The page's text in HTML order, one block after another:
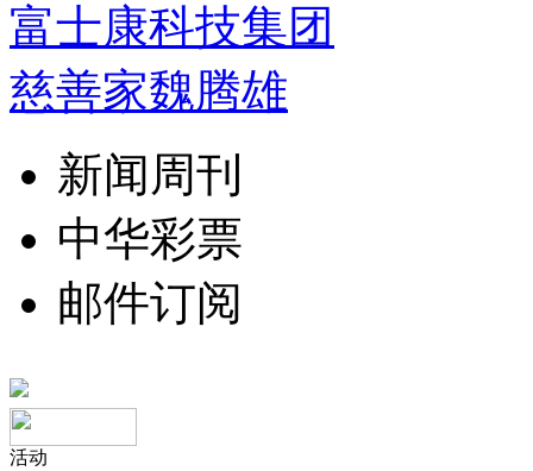
富士康科技集团
慈善家魏腾雄
新闻周刊
中华彩票
邮件订阅
活动